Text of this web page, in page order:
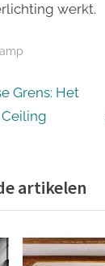
werkt.
Grens: Het
artikelen